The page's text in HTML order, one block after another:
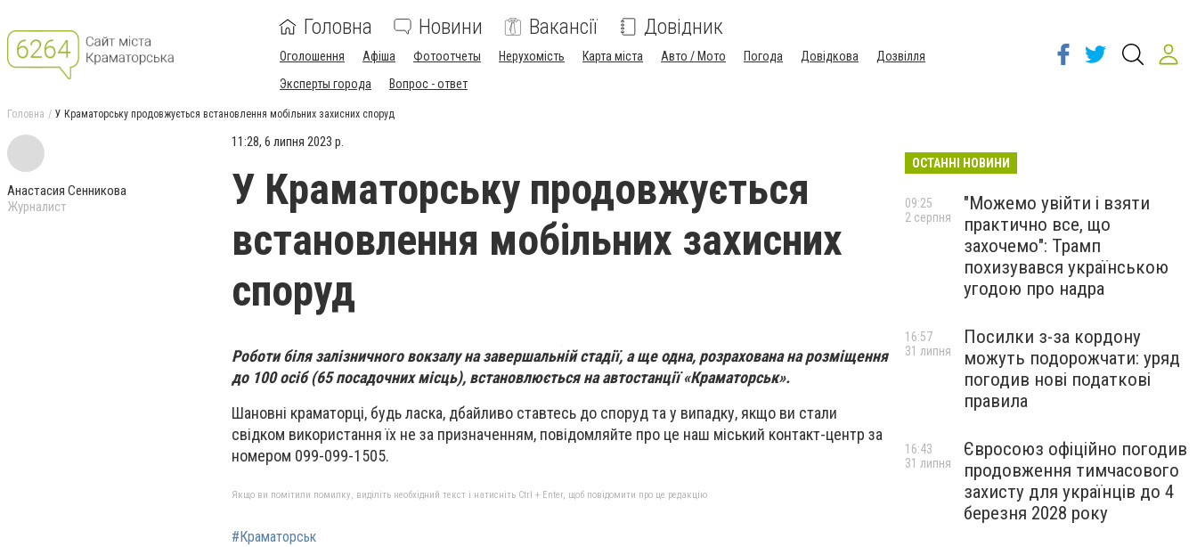
Головна Новини Вакансії Довідник
Оголошення Афіша Фотоотчеты Нерухомість Карта міста Авто / Мото Погода Довідкова
Дозвілля
Эксперты города
Вопрос - ответ
Головна У Краматорську продовжується встановлення мобільних захисних споруд
Анастасия Сенникова
Журналист
11:28, 6 липня 2023 р.
У Краматорську продовжується
встановлення мобільних захисних
споруд
Роботи біля залізничного вокзалу на завершальній стадії, а ще одна, розрахована на розміщення
до 100 осіб (65 посадочних місць), встановлюється на автостанції «Краматорськ».
Шановні краматорці, будь ласка, дбайливо ставтесь до споруд та у випадку, якщо ви стали
свідком використання їх не за призначенням, повідомляйте про це наш міський контакт-центр за
номером 099-099-1505.
Якщо ви помітили помилку, виділіть необхідний текст і натисніть Ctrl + Enter, щоб повідомити про це редакцію
#Краматорськ
ОСТАННІ НОВИНИ
"Можемо увійти і взяти
практично все, що
захочемо": Трамп
похизувався українською
угодою про надра
09:25
2 серпня
Посилки з-за кордону
можуть подорожчати: уряд
погодив нові податкові
правила
16:57
31 липня
Євросоюз офіційно погодив
продовження тимчасового
захисту для українців до 4
березня 2028 року
16:43
31 липня